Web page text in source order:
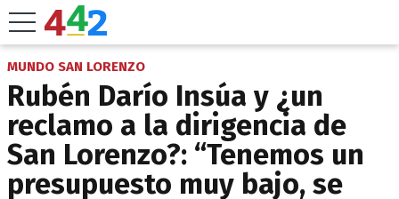
MUNDO SAN LORENZO
Rubén Darío Insúa y ¿un
reclamo a la dirigencia de
San Lorenzo?: “Tenemos un
presupuesto muy bajo, se